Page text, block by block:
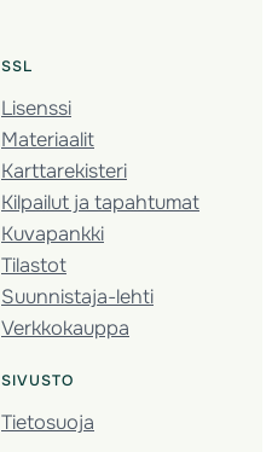
SSL
Lisenssi
Materiaalit
Karttarekisteri
Kilpailut ja tapahtumat
Kuvapankki
Tilastot
Suunnistaja-lehti
Verkkokauppa
SIVUSTO
Tietosuoja